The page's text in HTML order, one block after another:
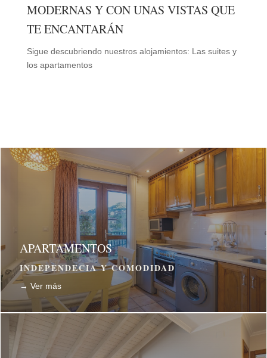
MODERNAS Y CON UNAS VISTAS QUE
TE ENCANTARÁN
Sigue descubriendo nuestros alojamientos: Las suites y
los apartamentos
APARTAMENTOS
INDEPENDECIA Y COMODIDAD
→ Ver más